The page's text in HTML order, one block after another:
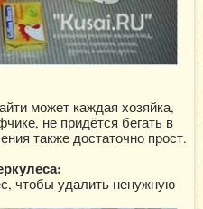
может каждая хозяйка,
не придётся бегать в
также достаточно прост.
чтобы удалить ненужную